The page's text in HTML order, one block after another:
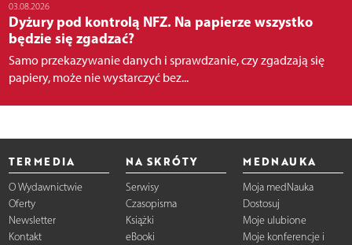
03.08.2026
Dyżury pod kontrolą NFZ. Na papierze wszystko
będzie się zgadzać?
Samo przekazywanie danych i sprawdzanie, czy zgadzają się
papiery, może nie wystarczyć bez...
TERMEDIA
O Wydawnictwie
Oferty
Newsletter
Kontakt
NA SKRÓTY
Serwisy
Czasopisma
Książki
eBooki
MEDNAUKA
Moja medNauka
Dostosuj
Moje ulubione
Moje konferencje i